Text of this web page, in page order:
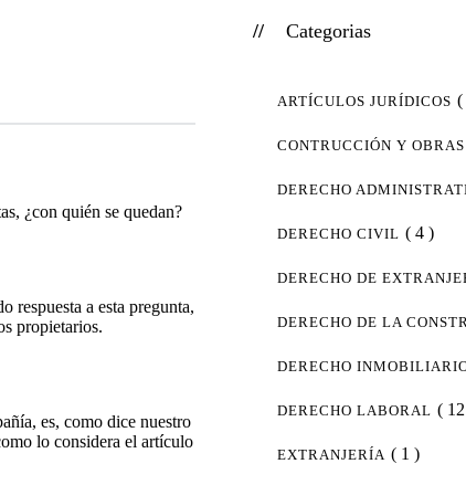
¿con quién se quedan?
respuesta a esta pregunta,
propietarios.
es, como dice nuestro
lo considera el artículo
Categorias
ARTÍCULOS JURÍDICOS (
CONTRUCCIÓN Y OBRAS
DERECHO
DERECHO CIVIL ( 4 )
DERECHO DE
DERECHO DE LA
DERECHO
DERECHO LABORAL (
EXTRANJERÍA ( 1 )